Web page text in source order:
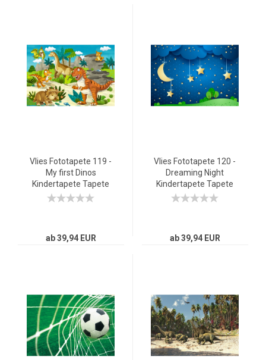
Vlies Fototapete 119 -
My first Dinos
Kindertapete Tapete
Kindertapete
ab 39,94 EUR
Vlies Fototapete 120 -
Dreaming Night
Kindertapete Tapete
Sternenhimmel Stars
ab 39,94 EUR